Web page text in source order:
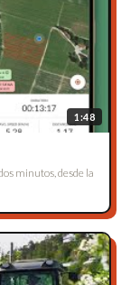
1:48
minutos, desde la